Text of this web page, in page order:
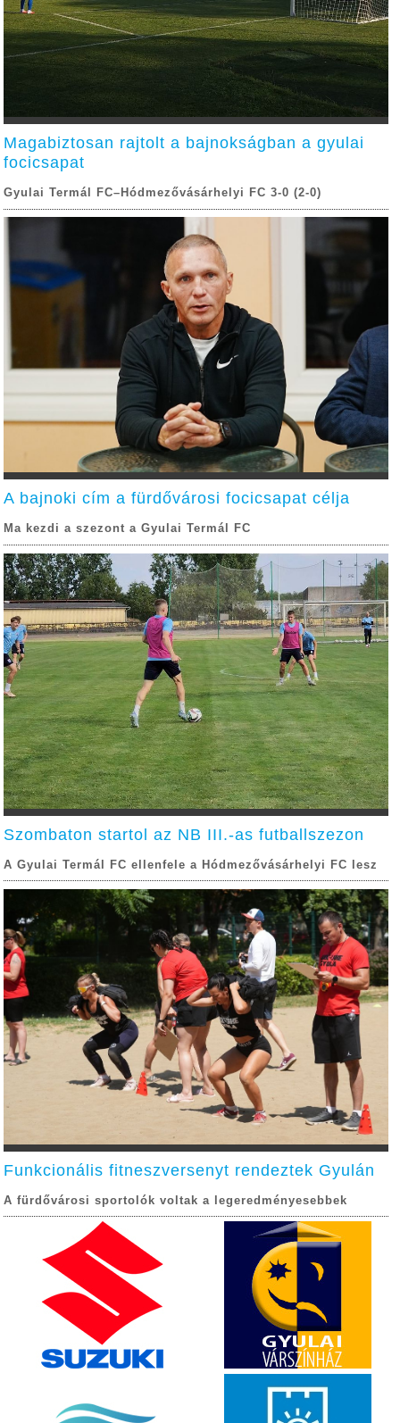
Magabiztosan rajtolt a bajnokságban a gyulai
focicsapat
Gyulai Termál FC–Hódmezővásárhelyi FC 3-0 (2-0)
A bajnoki cím a fürdővárosi focicsapat célja
Ma kezdi a szezont a Gyulai Termál FC
Szombaton startol az NB III.-as futballszezon
A Gyulai Termál FC ellenfele a Hódmezővásárhelyi FC lesz
Funkcionális fitneszversenyt rendeztek Gyulán
A fürdővárosi sportolók voltak a legeredményesebbek